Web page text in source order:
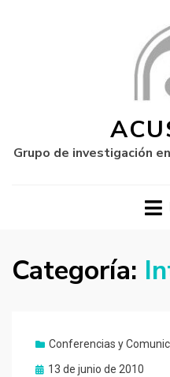
Grupo de investigación
Categoría:
Conferencias y
Publicado
13 de junio de 2010